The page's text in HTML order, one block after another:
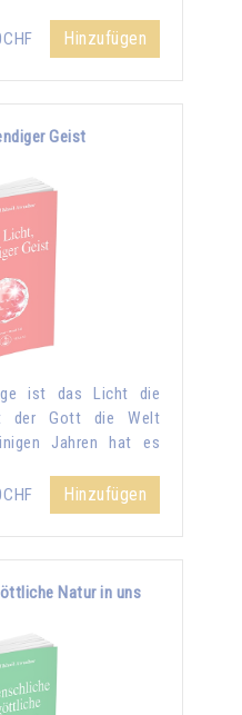
Hinzufügen
Geist
ist das Licht die
der Gott die Welt
Jahren hat es
Hinzufügen
Natur in uns